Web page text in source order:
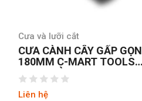
Cưa và lưỡi cắt
CƯA CÀNH CÂY GẤP GỌN
180MM C-MART TOOLS
A0692 ĐÀI LOAN
Liên hệ